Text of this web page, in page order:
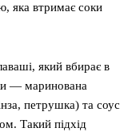
яка втримає соки
який вбирає в
— маринована
петрушка) та соус
Такий підхід